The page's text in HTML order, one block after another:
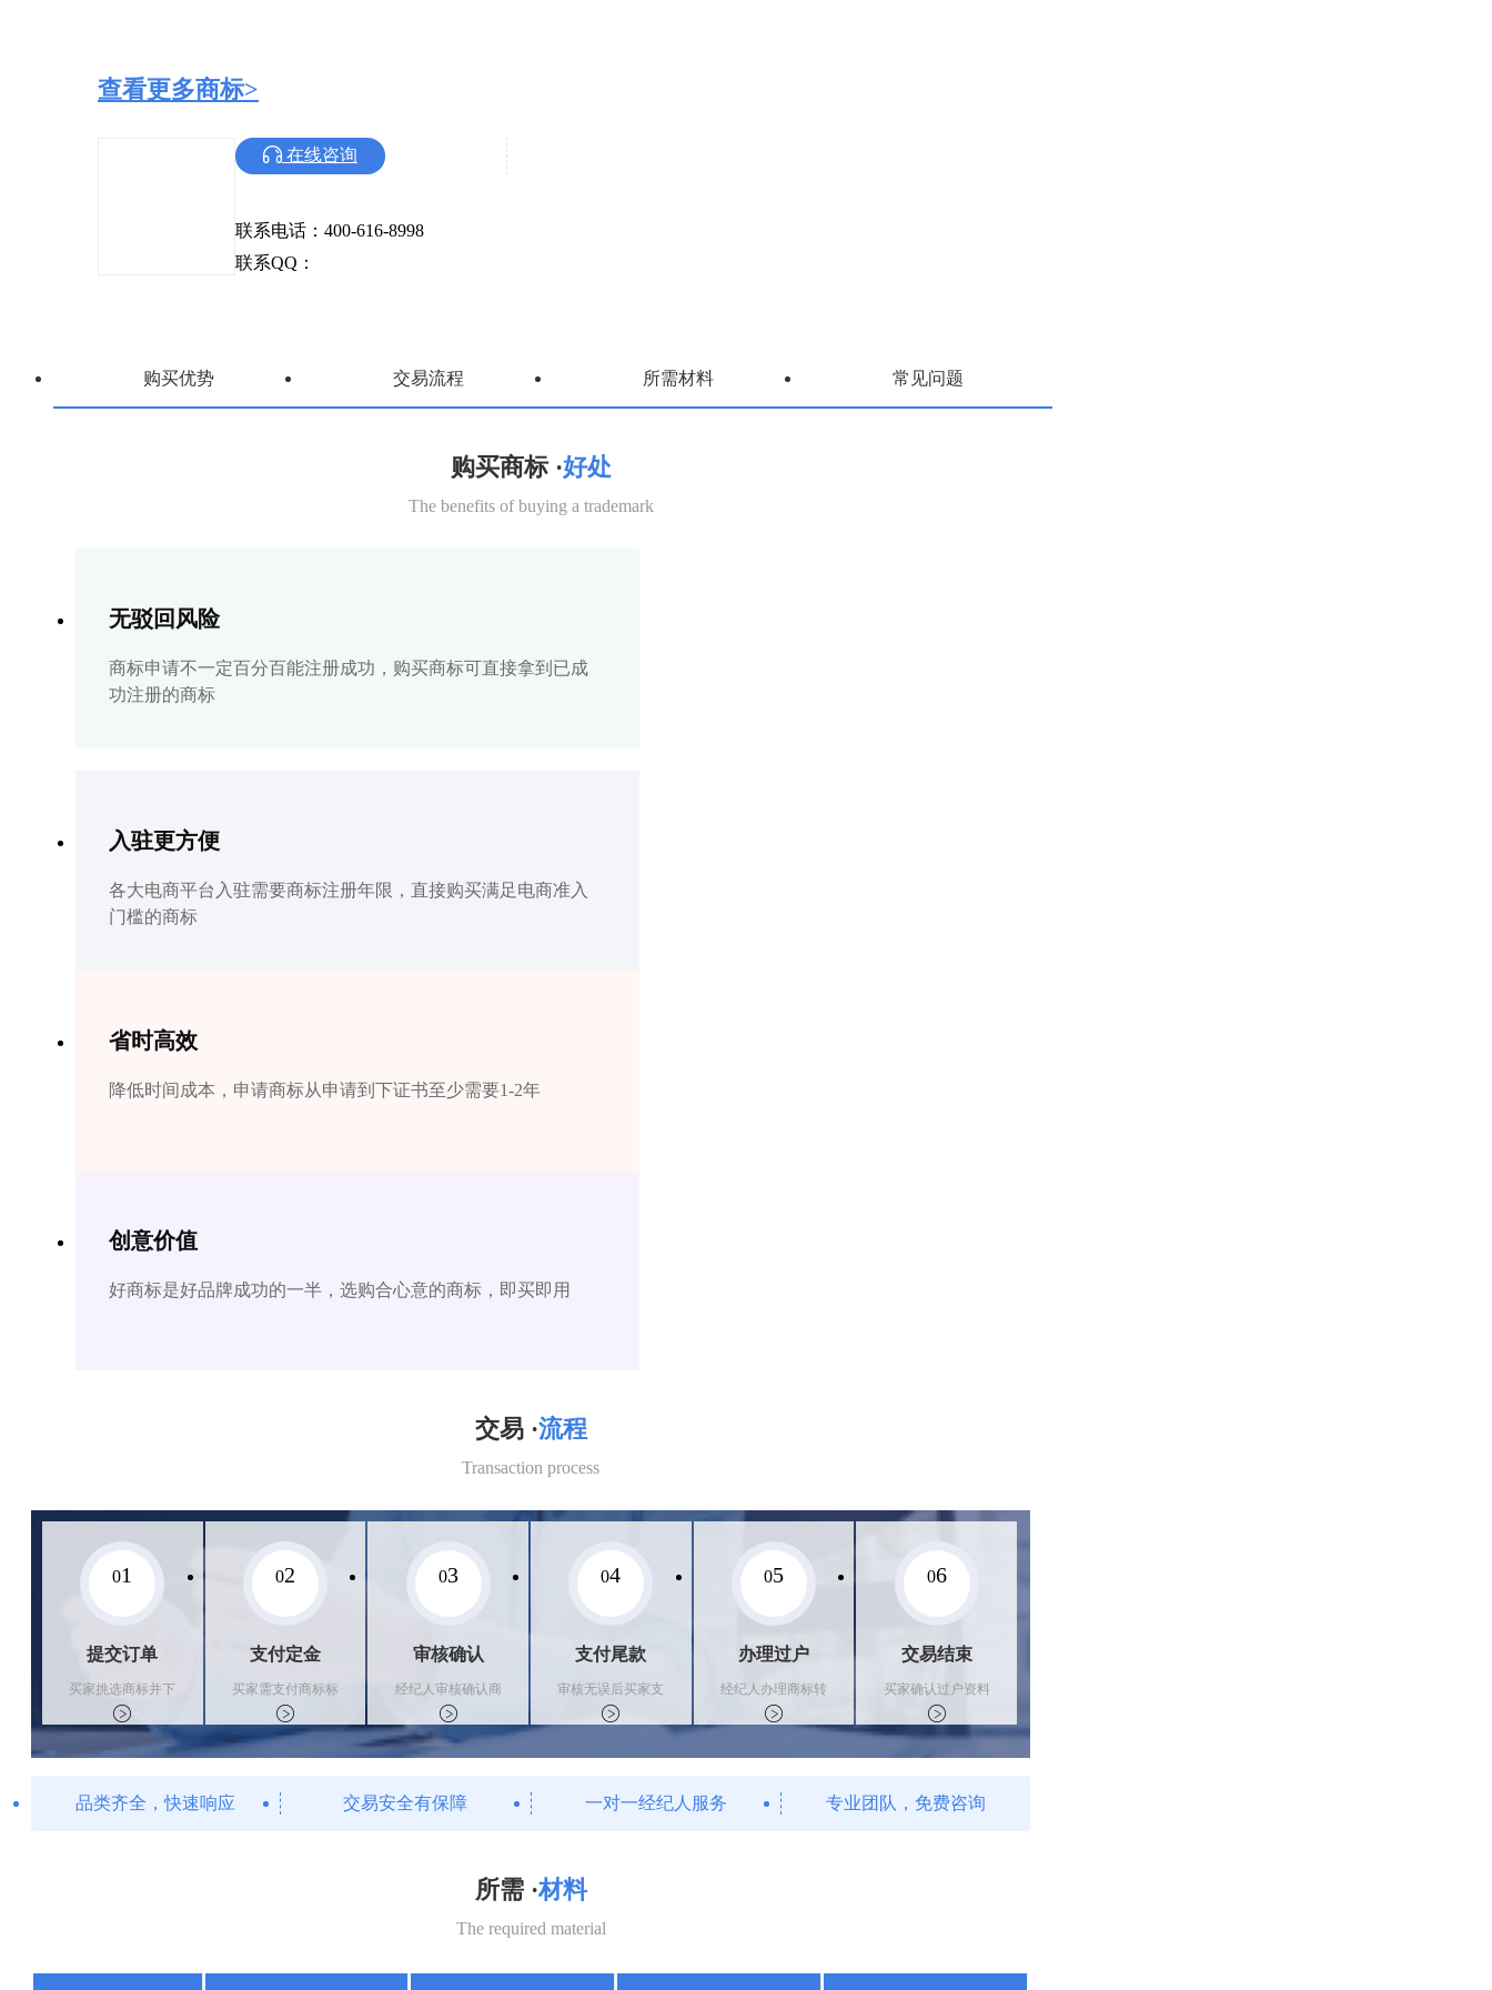
查看更多商标>
在线咨询
联系电话：400-616-8998
联系QQ：
购买优势 交易流程 所需材料 常见问题
购买商标 ·好处
The benefits of buying a trademark
无驳回风险
商标申请不一定百分百能注册成功，购买商标可直接拿到已成
功注册的商标
入驻更方便
各大电商平台入驻需要商标注册年限，直接购买满足电商准入
门槛的商标
省时高效
降低时间成本，申请商标从申请到下证书至少需要1-2年
创意价值
好商标是好品牌成功的一半，选购合心意的商标，即买即用
交易 ·流程
Transaction process
01
提交订单
买家挑选商标并下
单
02
支付定金
买家需支付商标标
价的10%的购买订
金
03
审核确认
经纪人审核确认商
标状态
04
支付尾款
审核无误后买家支
付尾款，卖家办理
相关手续
05
办理过户
经纪人办理商标转
让手续，交付相关
证书
06
交易结束
买家确认过户资料
后，平台解冻资金
支付卖家
品类齐全，快速响应 交易安全有保障 一对一经纪人服务 专业团队，免费咨询
所需 ·材料
The required material